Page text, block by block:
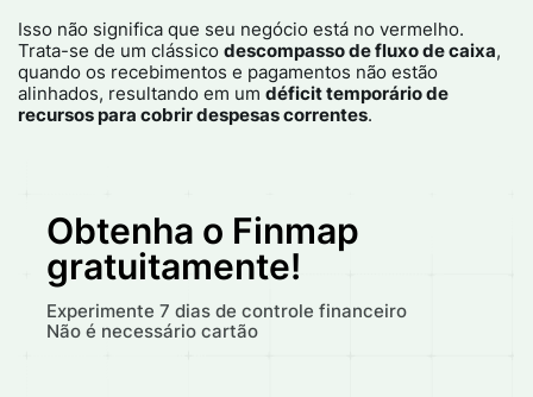
Isso não significa que seu negócio está no vermelho.
Trata-se de um clássicodescompasso de fluxo de caixa,
quando os recebimentos e pagamentos não estão
alinhados, resultando em umdéficit temporário de
recursos para cobrir despesas correntes.
Obtenha o Finmap
gratuitamente!
Experimente 7 dias de controle financeiro
Não é necessário cartão